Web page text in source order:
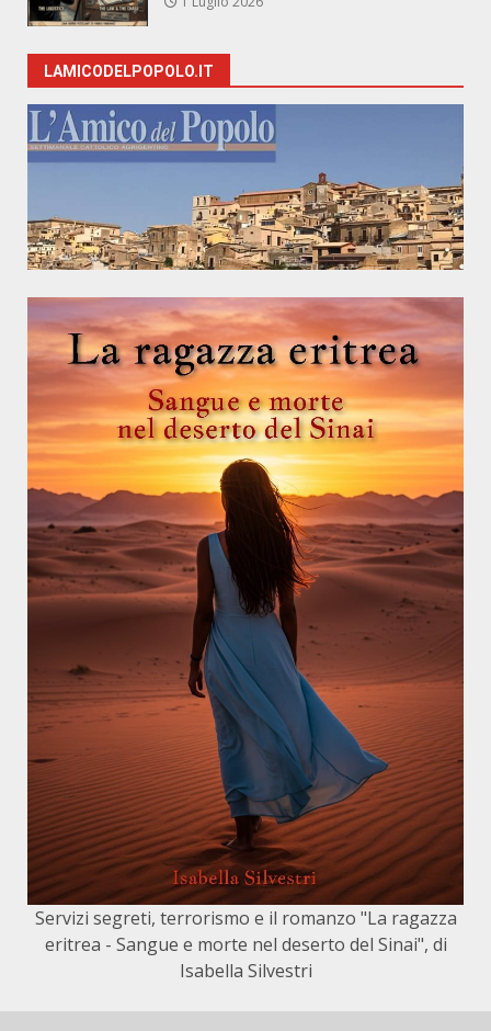
LAMICODELPOPOLO.IT
Servizi segreti, terrorismo e il romanzo "La ragazza
eritrea - Sangue e morte nel deserto del Sinai", di
Isabella Silvestri